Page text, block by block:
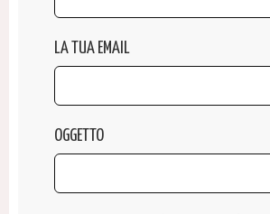
LA TUA EMAIL
OGGETTO